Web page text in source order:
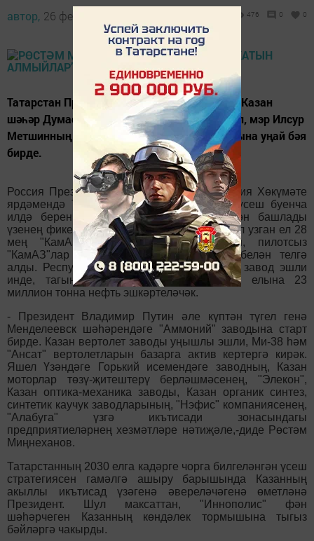
автор, 26 февраль 2016 - 15:55 476 0 0
Татарстан Президенты Рөстәм Миңнеханов Казан
шәһәр Думасының V сессиясендә катнашып, мэр Илсур
Метшинның узган елдагы эшчәнлеге хисабына уңай бәя
бирде.
Россия Президенты Владимир Путин, Россия Хөкүмәте
ярдәмендә Татарстан социаль-икътисади үсеш буенча
илдә беренче унлыкта баруын искәртүдән башлады
үзенең фикерләрен республика башлыгы. Ул узган ел 28
мең "КамАЗ" машинасы җыелганлыгын, пилотсыз
"КамАЗ"лар чыгарылачагын канәгатьлек белән телгә
алды. Республикада нефть эшкәртүче ике завод эшли
инде, тагын берәү төзеләчәк, нәтиҗәдә елына 23
миллион тонна нефть эшкәртеләчәк.
- Президент Владимир Путин әле күптән түгел генә
Менделеевск шәһәрендәге "Аммоний" заводына старт
бирде. Казан вертолет заводы уңышлы эшли, Ми-38 һәм
"Ансат" вертолетларын базарга актив кертергә кирәк.
Яшел Үзәндәге Горький исемендәге заводның, Казан
моторлар төзү-җитештерү берләшмәсенең, "Элекон",
Казан оптика-механика заводы, Казан органик синтез,
синтетик каучук заводларының, "Нэфис" компаниясенең,
"Алабуга" үзгә икътисади зонасындагы
предприятиеләрнең хезмәтләре нәтиҗәле,-диде Рөстәм
Миңнеханов.
Татарстанның 2030 елга кадәрге чорга билгеләнгән үсеш
стратегиясен гамәлгә ашыру барышында Казанның
акыллы икътисад үзәгенә әвереләчәгенә өметләнә
Президент. Шул максаттан, "Иннополис" фән
шәһәрчеген Казанның көндәлек тормышына тыгыз
бәйләргә чакырды.